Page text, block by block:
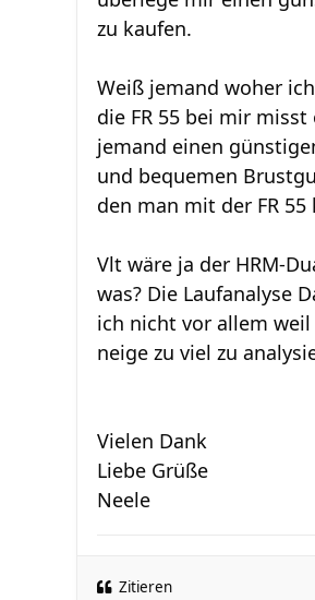
zu kaufen.
Weiß jemand woher
die FR 55 bei mir
jemand einen
und bequemen
den man mit der FR
Vlt wäre ja der HRM-
was? Die Laufanalyse
ich nicht vor allem weil
neige zu viel zu
Vielen Dank
Liebe Grüße
Neele
Zitieren